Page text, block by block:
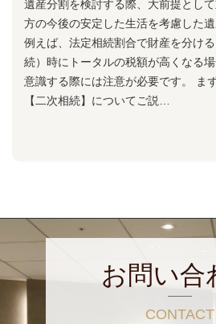
遺産分割を検討する際、大前提とし
方の今後の安定した生活を考慮した遺
例えば、法定相続割合で財産を分け
続）時にトータルの税額が高くなる
意識する際には注意が必要です。 ま
【二次相続】についてご説…
お問い合
CONTACT